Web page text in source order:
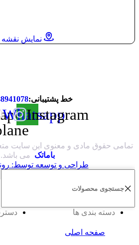
نمایش نقشه
خط پشتیبانی:021
Instagram
Whatsapp
تمامی حقوق مادی و معنوی این سایت
باماتک
می باشد.
طراحی و توسعه توسط:
دسته بندی ها
صفحه اصلی